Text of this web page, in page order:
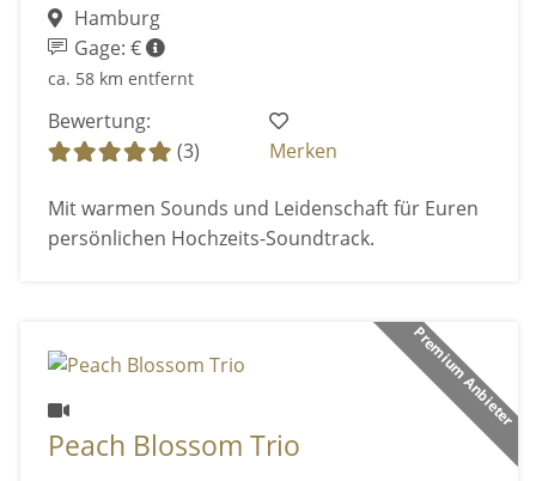
Hamburg
Gage: €
ca. 58 km entfernt
Bewertung:
(3)
Merken
Mit warmen Sounds und Leidenschaft für Euren
persönlichen Hochzeits-Soundtrack.
Premium Anbieter
Peach Blossom Trio